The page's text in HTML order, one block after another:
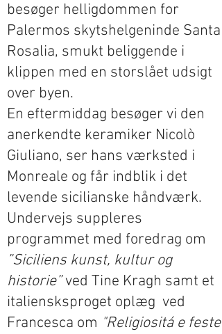
besøger helligdommen for
Palermos skytshelgeninde Santa
Rosalia, smukt beliggende i
klippen med en storslået udsigt
over byen.
En eftermiddag besøger vi den
anerkendte keramiker Nicolò
Giuliano, ser hans værksted i
Monreale og får indblik i det
levende sicilianske håndværk.
Undervejs suppleres
programmet med foredrag om
”Siciliens kunst, kultur og
historie”ved Tine Kragh samt et
italiensksproget oplæg ved
Francesca om "Religiositá e feste